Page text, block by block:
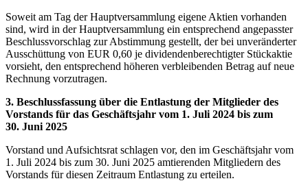
Soweit am Tag der Hauptversammlung eigene Aktien vorhanden
sind, wird in der Hauptversammlung ein entsprechend angepasster
Beschlussvorschlag zur Abstimmung gestellt, der bei unveränderter
Ausschüttung von EUR 0,60 je dividendenberechtigter Stückaktie
vorsieht, den entsprechend höheren verbleibenden Betrag auf neue
Rechnung vorzutragen.
3. Beschlussfassung über die Entlastung der Mitglieder des
Vorstands für das Geschäftsjahr vom 1. Juli 2024 bis zum
30. Juni 2025
Vorstand und Aufsichtsrat schlagen vor, den im Geschäftsjahr vom
1. Juli 2024 bis zum 30. Juni 2025 amtierenden Mitgliedern des
Vorstands für diesen Zeitraum Entlastung zu erteilen.